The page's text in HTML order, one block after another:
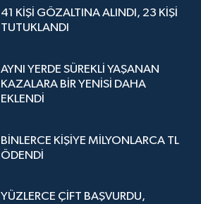
41 KİŞİ GÖZALTINA ALINDI, 23 KİŞİ
TUTUKLANDI
AYNI YERDE SÜREKLİ YAŞANAN
KAZALARA BİR YENİSİ DAHA
EKLENDİ
BİNLERCE KİŞİYE MİLYONLARCA TL
ÖDENDİ
YÜZLERCE ÇİFT BAŞVURDU,